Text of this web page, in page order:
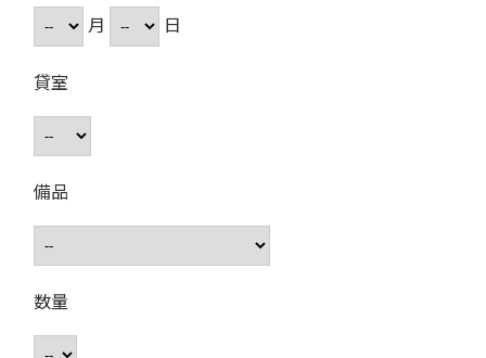
月
日
貸室
備品
数量